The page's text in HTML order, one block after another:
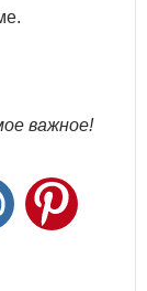
важное!